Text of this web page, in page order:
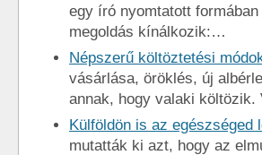
egy író nyomtatott
megoldás kínálkozik:…
Népszerű költöztetési
vásárlása, öröklés, új
annak, hogy valaki
Külföldön is az egészséged
mutatták ki azt, hogy az